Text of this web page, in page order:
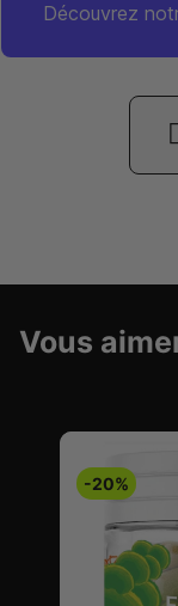
Découvrez
Vous
-20%